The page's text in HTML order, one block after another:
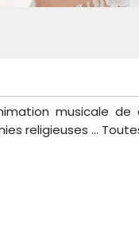
musicale
religieuses ...